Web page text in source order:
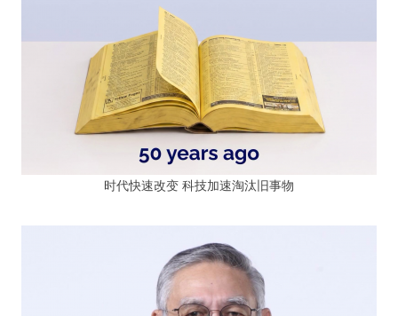
时代快速改变 科技加速淘汰旧事物